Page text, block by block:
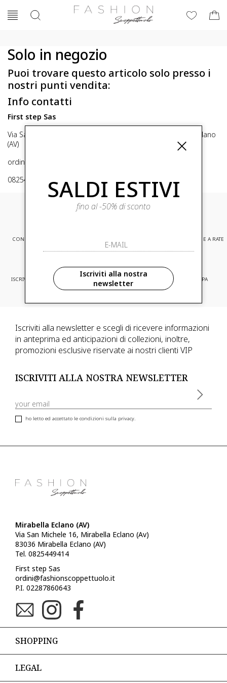
Solo in negozio
Puoi trovare questo articolo solo presso i
nostri punti vendita:
Info contatti
First step Sas
Via San Michele 16, Mirabella Eclano (Av) 83036 Mirabella Eclano
(AV)
ordini@fashionscoppettuolo.it
0825449414
CONSEGNA EXPRESS PAGAMENTI SICURI E A RATE
ISCRIVITI ED ACCEDI A PROMOZIONI
RISERVATE
CONSEGNA IN TUTTA EUROPA
Iscriviti alla newsletter e scegli di ricevere informazioni
in anteprima ed anticipazioni di collezioni, inoltre,
promozioni esclusive riservate ai nostri clienti VIP
ISCRIVITI ALLA NOSTRA NEWSLETTER
ho letto ed accettato le condizioni sulla privacy.
Mirabella Eclano (AV)
Via San Michele 16, Mirabella Eclano (Av)
83036 Mirabella Eclano (AV)
Tel. 0825449414
First step Sas
ordini@fashionscoppettuolo.it
P.I. 02287860643
SHOPPING
LEGAL
SALDI ESTIVI
fino al -50% di sconto
Iscriviti alla nostra
newsletter